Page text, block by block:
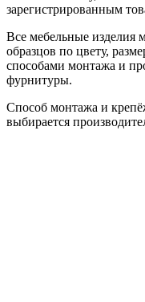
зарегистрированным
Все мебельные изделия
образцов по цвету,
способами монтажа и
фурнитуры.
Способ монтажа и
выбирается